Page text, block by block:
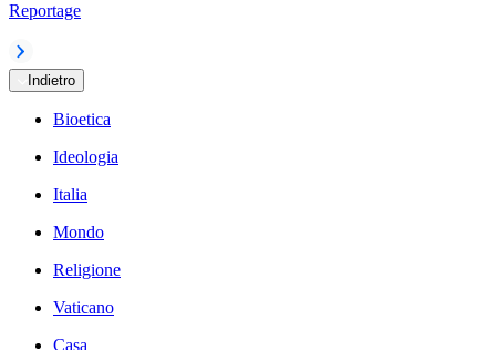
Reportage
Indietro
Bioetica
Ideologia
Italia
Mondo
Religione
Vaticano
Casa